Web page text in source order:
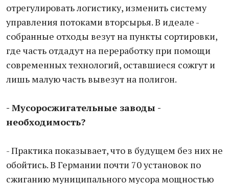
отрегулировать логистику, изменить систему
управления потоками вторсырья. В идеале -
собранные отходы везут на пункты сортировки,
где часть отдадут на переработку при помощи
современных технологий, оставшиеся сожгут и
лишь малую часть вывезут на полигон.
- Мусоросжигательные заводы -
необходимость?
- Практика показывает, что в будущем без них не
обойтись. В Германии почти 70 установок по
сжиганию муниципального мусора мощностью